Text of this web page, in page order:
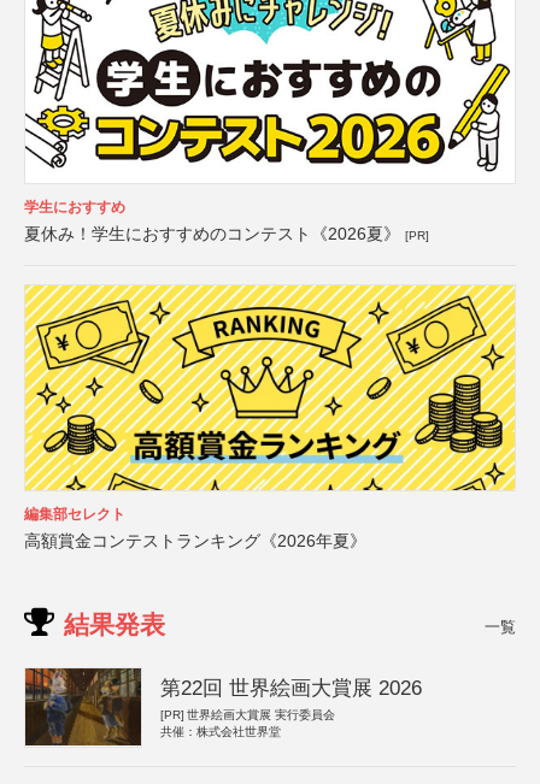
学生におすすめ
夏休み！学生におすすめのコンテスト《2026夏》 [PR]
編集部セレクト
高額賞金コンテストランキング《2026年夏》
結果発表 一覧
第22回 世界絵画大賞展 2026
[PR] 世界絵画大賞展 実行委員会
共催：株式会社世界堂